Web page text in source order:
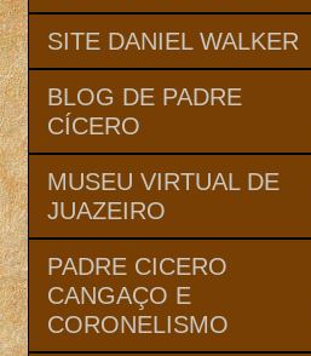
SITE DANIEL WALKER
BLOG DE PADRE
CÍCERO
MUSEU VIRTUAL DE
JUAZEIRO
PADRE CICERO
CANGAÇO E
CORONELISMO